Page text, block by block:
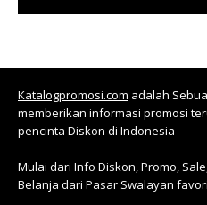
Katalogpromosi.com adalah
memberikan informasi promosi
pencinta Diskon di Indonesia
Mulai dari Info Diskon, Promo,
Belanja dari Pasar Swalayan